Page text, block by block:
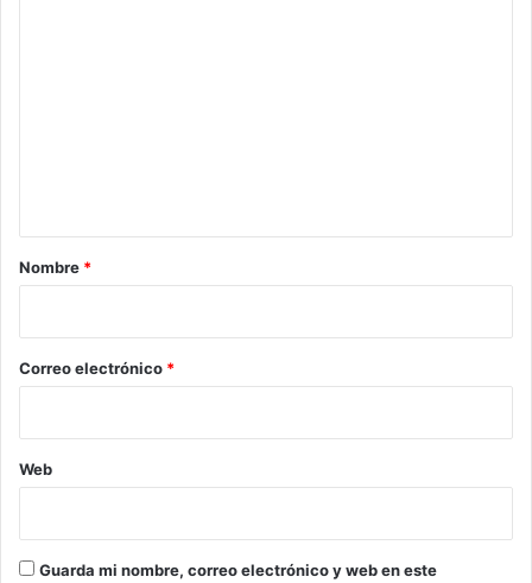
r
*
Nombre *
Correo electrónico *
Web
Guarda mi nombre, correo electrónico y web en este